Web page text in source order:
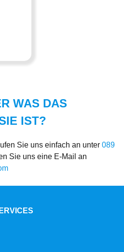
WAS DAS
IST?
Sie uns einfach an unter 089
Sie uns eine E-Mail an